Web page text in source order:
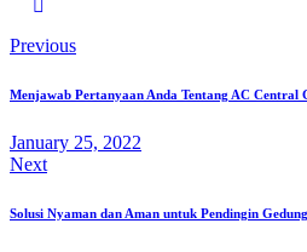
Previous
Menjawab Pertanyaan Anda Tentang AC Central
January 25, 2022
Next
Solusi Nyaman dan Aman untuk Pendingin Gedung